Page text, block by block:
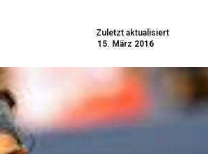
Zuletzt aktualisiert
15. März 2016